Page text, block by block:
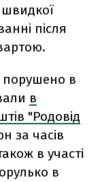
швидкої
після
порушено в
в
"Родовід
за часів
в участі
в